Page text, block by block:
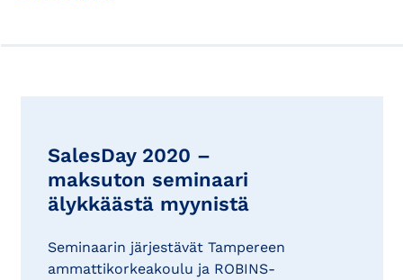
SalesDay 2020 –
maksuton seminaari
älykkäästä myynistä
Seminaarin järjestävät Tampereen
ammattikorkeakoulu ja ROBINS-